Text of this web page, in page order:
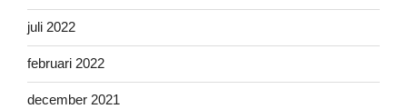
juli 2022
februari 2022
december 2021